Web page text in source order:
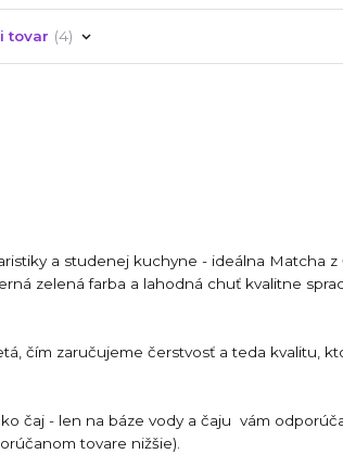
tovar 4
a studenej kuchyne - ideálna Matcha
zelená farba a lahodná chuť kvalitne
čím zaručujeme čerstvosť a teda kvalitu,
čaj - len na báze vody a čaju vám
tovare nižšie).